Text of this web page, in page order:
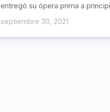
entregó su ópera prima a
septiembre 30, 2021